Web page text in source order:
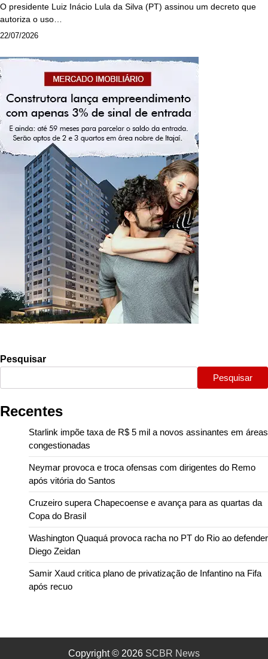
O presidente Luiz Inácio Lula da Silva (PT) assinou um decreto que
autoriza o uso…
22/07/2026
Pesquisar
Pesquisar
Recentes
Starlink impõe taxa de R$ 5 mil a novos assinantes em áreas
congestionadas
Neymar provoca e troca ofensas com dirigentes do Remo
após vitória do Santos
Cruzeiro supera Chapecoense e avança para as quartas da
Copa do Brasil
Washington Quaquá provoca racha no PT do Rio ao defender
Diego Zeidan
Samir Xaud critica plano de privatização de Infantino na Fifa
após recuo
Copyright © 2026 SCBR News